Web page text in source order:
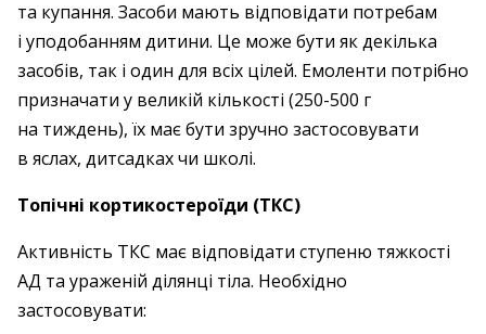
та купання. Засоби мають відповідати потребам
і уподобанням дитини. Це може бути як декілька
засобів, так і один для всіх цілей. Емоленти потрібно
призначати у великій кількості (250-500 г
на тиждень), їх має бути зручно застосовувати
в яслах, дитсадках чи школі.
Топічні кортикостероїди (ТКС)
Активність ТКС має відповідати ступеню тяжкості
АД та ураженій ділянці тіла. Необхідно
застосовувати: